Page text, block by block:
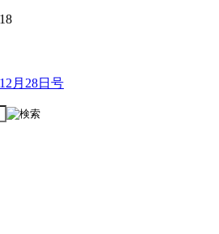
月28日号